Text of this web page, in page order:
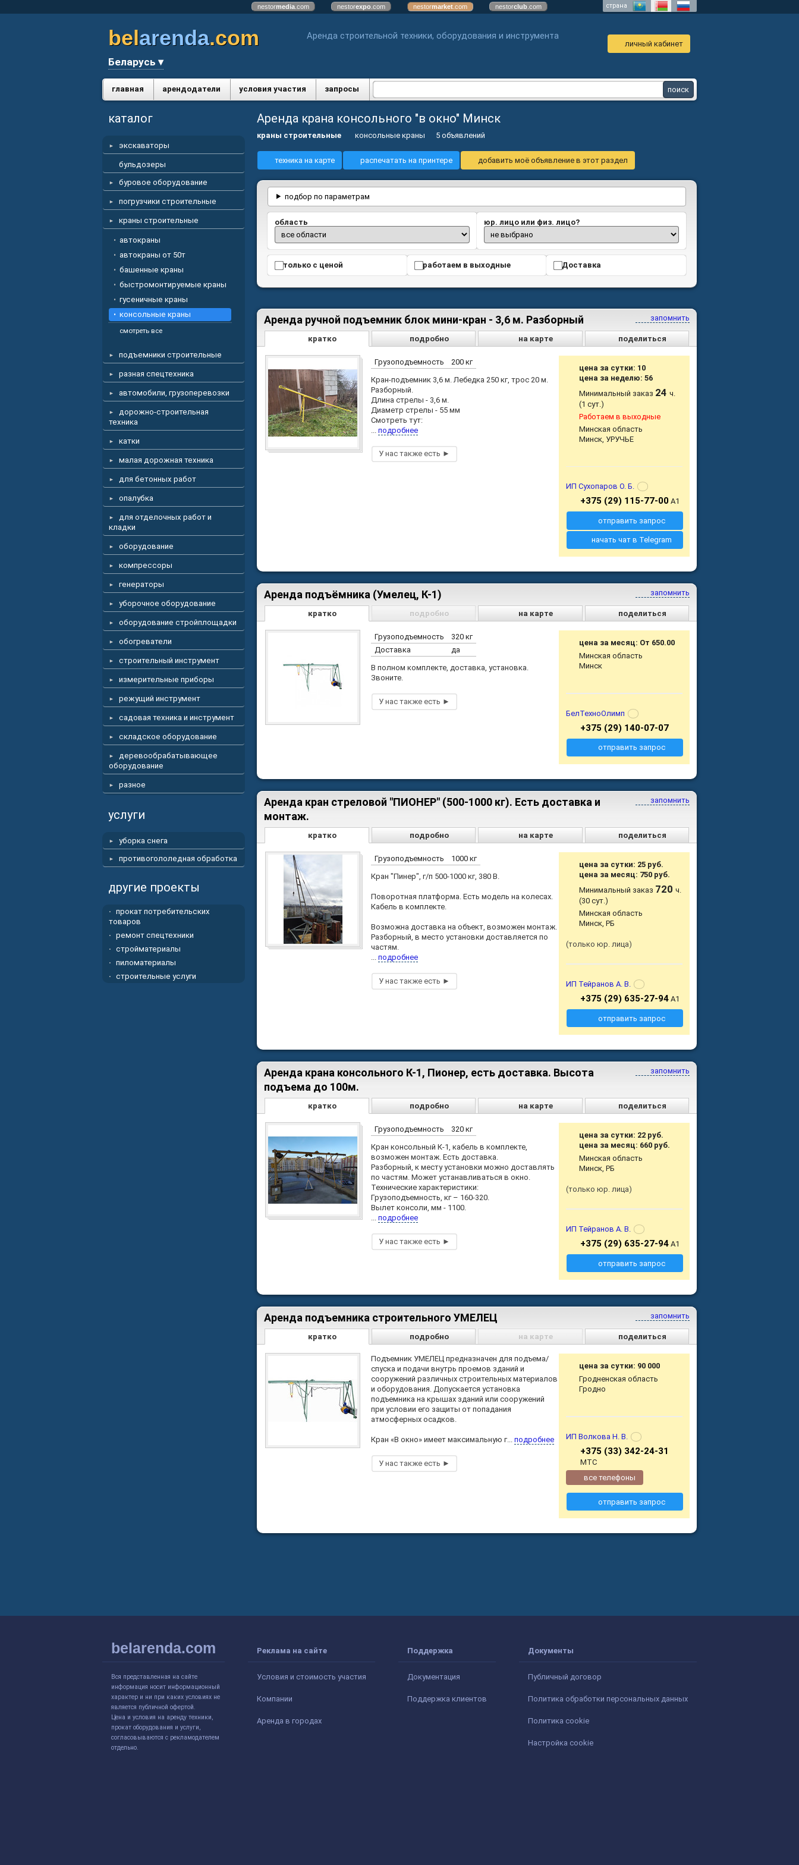
nestormedia .com nestorexpo .com nestormarket .com nestorclub .com страна
belarenda.com
Беларусь ▾
Аренда строительной техники, оборудования и инструмента
личный кабинет
главная арендодатели условия участия запросы
каталог
экскаваторы
бульдозеры
буровое оборудование
погрузчики строительные
краны строительные
автокраны
автокраны от 50т
башенные краны
быстромонтируемые краны
гусеничные краны
консольные краны
смотреть все
подъемники строительные
разная спецтехника
автомобили, грузоперевозки
дорожно-строительная
техника
катки
малая дорожная техника
для бетонных работ
опалубка
для отделочных работ и
кладки
оборудование
компрессоры
генераторы
уборочное оборудование
оборудование стройплощадки
обогреватели
строительный инструмент
измерительные приборы
режущий инструмент
садовая техника и инструмент
складское оборудование
деревообрабатывающее
оборудование
разное
услуги
уборка снега
противогололедная обработка
другие проекты
прокат потребительских
товаров
ремонт спецтехники
стройматериалы
пиломатериалы
строительные услуги
Аренда крана консольного "в окно" Минск
краны строительные консольные краны 5 объявлений
техника на карте распечатать на принтере добавить моё объявление в этот раздел
подбор по параметрам
область юр. лицо или физ. лицо?
только с ценой работаем в выходные Доставка
запомнить
Аренда ручной подъемник блок мини-кран - 3,6 м. Разборный
кратко подробно на карте поделиться
Грузоподъемность
200 кг
Кран-подъемник 3,6 м. Лебедка 250 кг, трос 20 м.
Разборный.
Длина стрелы - 3,6 м.
Диаметр стрелы - 55 мм
Смотреть тут:
подробнее
цена за сутки: 10
цена за неделю: 56
Минимальный заказ 24ч.
(1 сут.)
Работаем в выходные
Минская область
Минск, УРУЧЬЕ
ИП Сухопаров О. Б.
+375 (29) 115-77-00A1
отправить запрос
начать чат в Telegram
запомнить
Аренда подъёмника (Умелец, К-1)
кратко подробно на карте поделиться
Грузоподъемность
320 кг
Доставка
да
В полном комплекте, доставка, установка.
Звоните.
цена за месяц: От 650.00
Минская область
Минск
БелТехноОлимп
+375 (29) 140-07-07
отправить запрос
запомнить
Аренда кран стреловой "ПИОНЕР" (500-1000 кг). Есть доставка и
монтаж.
кратко подробно на карте поделиться
Грузоподъемность
1000 кг
Кран "Пинер", г/п 500-1000 кг, 380 В.
Поворотная платформа. Есть модель на колесах.
Кабель в комплекте.
Возможна доставка на объект, возможен монтаж.
Разборный, в место установки доставляется по
частям.
... подробнее
цена за сутки: 25 руб.
цена за месяц: 750 руб.
Минимальный заказ 720ч.
(30 сут.)
Минская область
Минск, РБ
только юр. лица
ИП Тейранов А. В.
+375 (29) 635-27-94А1
отправить запрос
запомнить
Аренда крана консольного К-1, Пионер, есть доставка. Высота
подъема до 100м.
кратко подробно на карте поделиться
Грузоподъемность
320 кг
Кран консольный К-1, кабель в комплекте,
возможен монтаж. Есть доставка.
Разборный, к месту установки можно доставлять
по частям. Может устанавливаться в окно.
Технические характеристики:
Грузоподъемность, кг – 160-320.
Вылет консоли, мм - 1100.
... подробнее
цена за сутки: 22 руб.
цена за месяц: 660 руб.
Минская область
Минск, РБ
только юр. лица
ИП Тейранов А. В.
+375 (29) 635-27-94А1
отправить запрос
запомнить
Аренда подъемника строительного УМЕЛЕЦ
кратко подробно на карте поделиться
Подъемник УМЕЛЕЦ предназначен для подъема/
спуска и подачи внутрь проемов зданий и
сооружений различных строительных материалов
и оборудования. Допускается установка
подъемника на крышах зданий или сооружений
при условии его защиты от попадания
атмосферных осадков.
Кран «В окно» имеет максимальную г... подробнее
цена за сутки: 90 000
Гродненская область
Гродно
ИП Волкова Н. В.
+375 (33) 342-24-31
МТС
все телефоны
отправить запрос
belarenda.com
Вся представленная на сайте
информация носит информационный
характер и ни при каких условиях не
является публичной офертой.
Цена и условия на аренду техники,
прокат оборудования и услуги,
согласовываются с рекламодателем
отдельно.
Реклама на сайте
Условия и стоимость участия
Компании
Аренда в городах
Поддержка
Документация
Поддержка клиентов
Документы
Публичный договор
Политика обработки персональных данных
Политика cookie
Настройка cookie